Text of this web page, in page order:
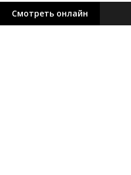
Смотреть онлайн